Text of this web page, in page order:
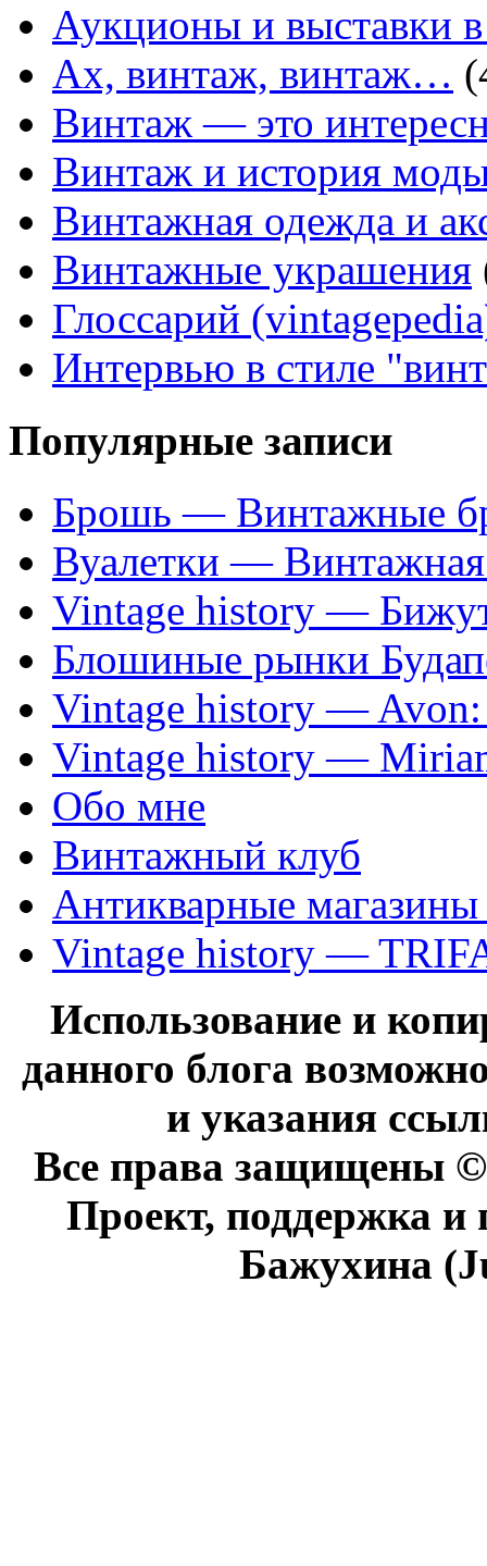
Аукционы и выставки
Ах, винтаж, винтаж…
Винтаж — это
Винтаж и история
Винтажная одежда и
Винтажные украшения
Глоссарий
Интервью в стиле
Популярные записи
Брошь — Винтажные
Вуалетки — Винтажная
Vintage history —
Блошиные рынки
Vintage history —
Vintage history —
Обо мне
Винтажный клуб
Антикварные
Vintage history —
Использование и
данного блога
и указания
Все права защищены
Проект, поддержка
Бажухина